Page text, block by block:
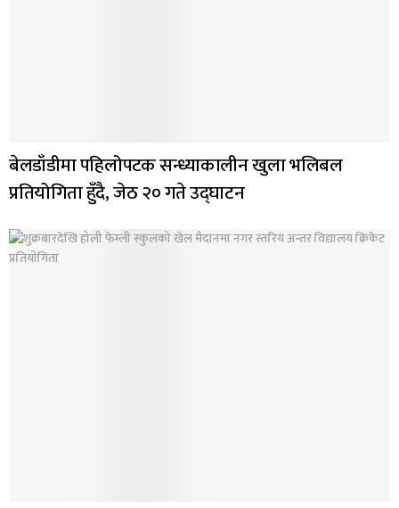
बेलडाँडीमा पहिलोपटक सन्ध्याकालीन खुला भलिबल
प्रतियोगिता हुँदै, जेठ २० गते उद्घाटन